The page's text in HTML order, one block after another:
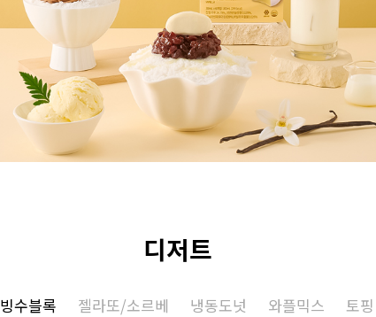
디저트
빙수블록 젤라또/소르베 냉동도넛 와플믹스 토핑